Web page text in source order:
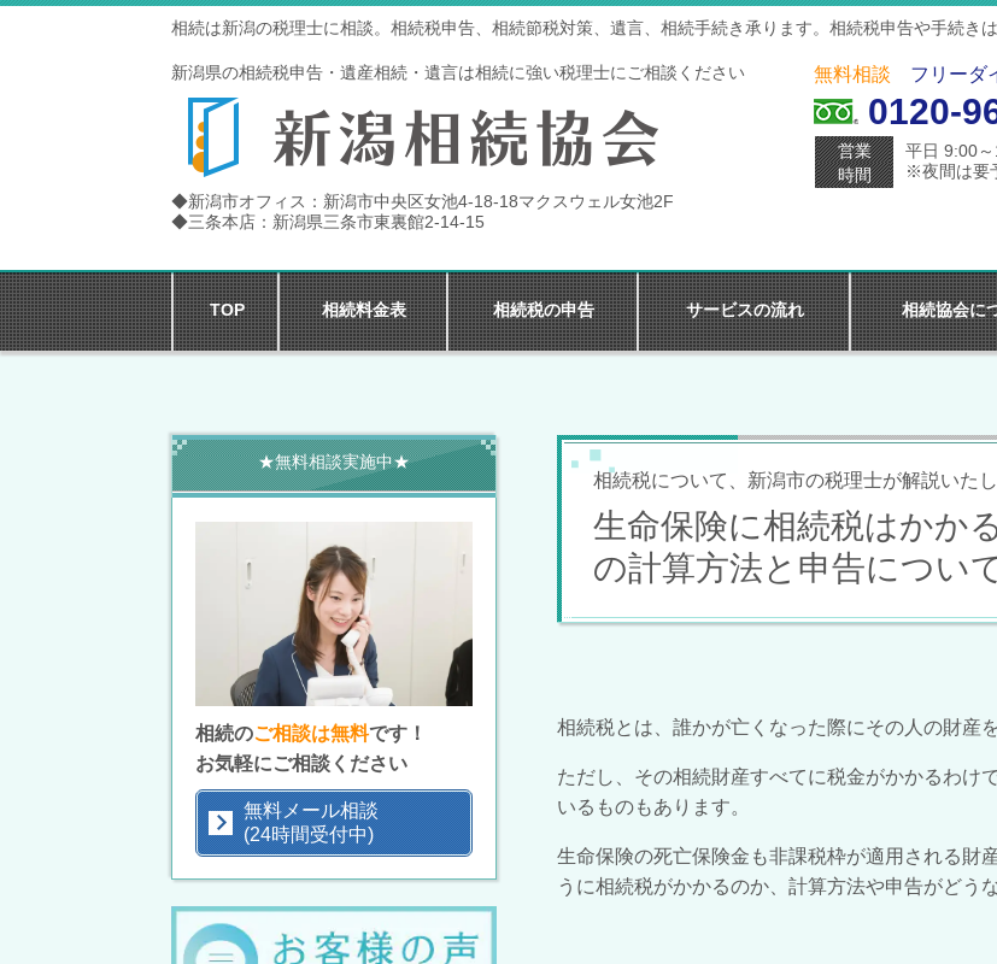
相続は新潟の税理士に相談。相続税申告、相続節税対策、遺言、相続手続き承ります。相続税申告や手続き
新潟県の相続税申告・遺産相続・遺言は相続に強い税理士にご相談ください
◆新潟市オフィス：新潟市中央区女池4-18-18マクスウェル女池2F
◆三条本店：新潟県三条市東裏館2-14-15
無料相談 フリーダ
0120-
営業
時間
平日 9:00
※夜間は要
TOP 相続料金表 相続税の申告 サービスの流れ 相続協会に
相続税について、新潟市の税理士が解説いた
生命保険に相続税はかか
の計算方法と申告につい
相続税とは、誰かが亡くなった際にその人の財産
ただし、その相続財産すべてに税金がかかるわけ
いるものもあります。
生命保険の死亡保険金も非課税枠が適用される財
うに相続税がかかるのか、計算方法や申告がどう
★無料相談実施中★
相続のご相談は無料です！
お気軽にご相談ください
無料メール相談
(24時間受付中)